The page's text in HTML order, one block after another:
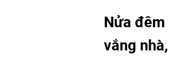
Nửa
vắng